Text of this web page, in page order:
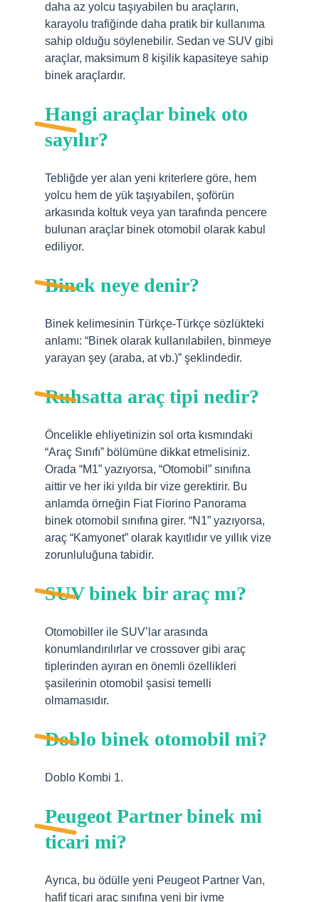
daha az yolcu taşıyabilen bu araçların,
karayolu trafiğinde daha pratik bir kullanıma
sahip olduğu söylenebilir. Sedan ve SUV gibi
araçlar, maksimum 8 kişilik kapasiteye sahip
binek araçlardır.
Hangi araçlar binek oto
sayılır?
Tebliğde yer alan yeni kriterlere göre, hem
yolcu hem de yük taşıyabilen, şoförün
arkasında koltuk veya yan tarafında pencere
bulunan araçlar binek otomobil olarak kabul
ediliyor.
Binek neye denir?
Binek kelimesinin Türkçe-Türkçe sözlükteki
anlamı: “Binek olarak kullanılabilen, binmeye
yarayan şey (araba, at vb.)” şeklindedir.
Ruhsatta araç tipi nedir?
Öncelikle ehliyetinizin sol orta kısmındaki
“Araç Sınıfı” bölümüne dikkat etmelisiniz.
Orada “M1” yazıyorsa, “Otomobil” sınıfına
aittir ve her iki yılda bir vize gerektirir. Bu
anlamda örneğin Fiat Fiorino Panorama
binek otomobil sınıfına girer. “N1” yazıyorsa,
araç “Kamyonet” olarak kayıtlıdır ve yıllık vize
zorunluluğuna tabidir.
SUV binek bir araç mı?
Otomobiller ile SUV’lar arasında
konumlandırılırlar ve crossover gibi araç
tiplerinden ayıran en önemli özellikleri
şasilerinin otomobil şasisi temelli
olmamasıdır.
Doblo binek otomobil mi?
Doblo Kombi 1.
Peugeot Partner binek mi
ticari mi?
Ayrıca, bu ödülle yeni Peugeot Partner Van,
hafif ticari araç sınıfına yeni bir ivme